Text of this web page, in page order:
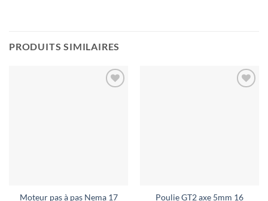
PRODUITS SIMILAIRES
Moteur pas à pas Nema 17 Poulie GT2 axe 5mm 16